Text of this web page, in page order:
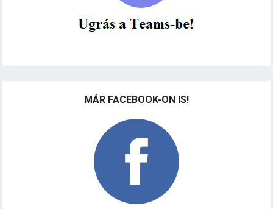
MÁR FACEBOOK-ON IS!